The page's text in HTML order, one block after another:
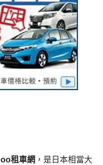
租車網 ，是日本相當大